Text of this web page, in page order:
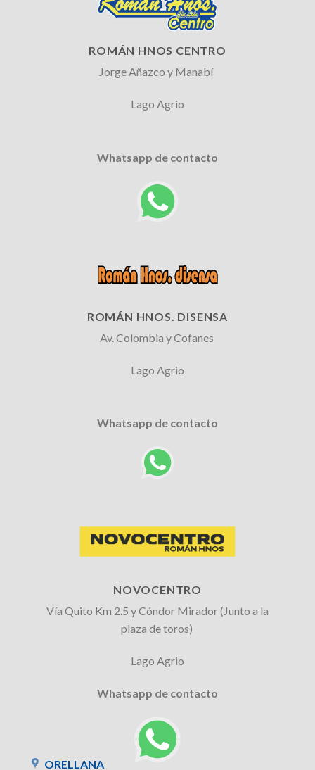
ROMÁN HNOS CENTRO
Jorge Añazco y Manabí
Lago Agrio
Whatsapp de contacto
ROMÁN HNOS. DISENSA
Av. Colombia y Cofanes
Lago Agrio
Whatsapp de contacto
NOVOCENTRO
Vía Quito Km 2.5 y Cóndor Mirador (Junto a la
plaza de toros)
Lago Agrio
Whatsapp de contacto
ORELLANA